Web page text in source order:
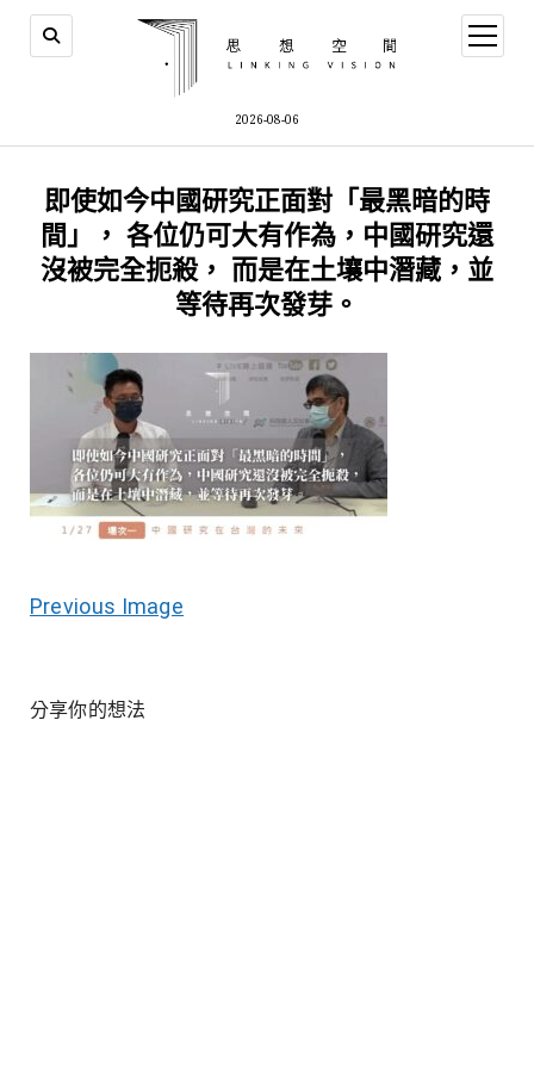
2026-08-06
open
menu
即使如今中國研究正面對「最黑暗的時
間」， 各位仍可大有作為，中國研究還
沒被完全扼殺， 而是在土壤中潛藏，並
等待再次發芽。
Previous Image
分享你的想法